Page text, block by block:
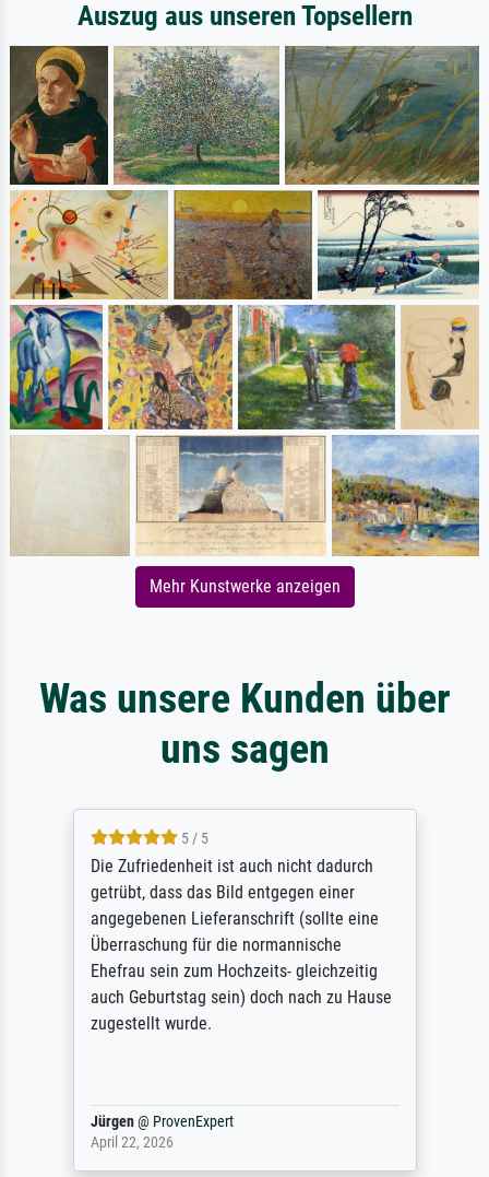
Auszug aus unseren Topsellern
Mehr Kunstwerke anzeigen
Was unsere Kunden über
uns sagen
5 / 5
Die Zufriedenheit ist auch nicht dadurch
getrübt, dass das Bild entgegen einer
angegebenen Lieferanschrift (sollte eine
Überraschung für die normannische
Ehefrau sein zum Hochzeits- gleichzeitig
auch Geburtstag sein) doch nach zu Hause
zugestellt wurde.
Jürgen@ ProvenExpert
April 22, 2026